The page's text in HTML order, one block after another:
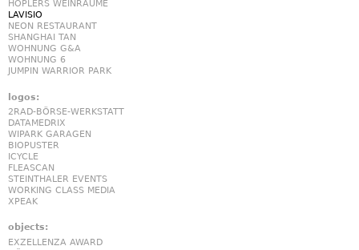
HÖPLERS WEINRÄUME
LAVISIO
NEON RESTAURANT
SHANGHAI TAN
WOHNUNG G&A
WOHNUNG 6
JUMPIN WARRIOR PARK
logos:
2RAD-BÖRSE-WERKSTATT
DATAMEDRIX
WIPARK GARAGEN
BIOPUSTER
ICYCLE
FLEASCAN
STEINTHALER EVENTS
WORKING CLASS MEDIA
XPEAK
objects:
EXZELLENZA AWARD